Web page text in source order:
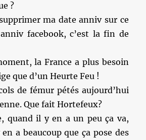
?
ma date anniv sur ce
facebook, c’est la fin de
la France a plus besoin
que d’un Heurte Feu !
de fémur pétés aujourd’hui
Que fait Hortefeux?
quand il y en a un peu ça va,
a beaucoup que ça pose des